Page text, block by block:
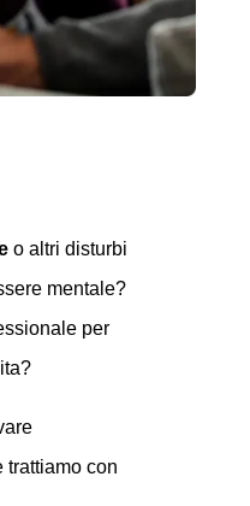
o altri disturbi
mentale?
per
trattiamo con